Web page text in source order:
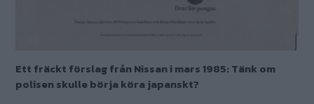
Ett fräckt förslag från Nissan i mars 1985: Tänk om
polisen skulle börja köra japanskt?